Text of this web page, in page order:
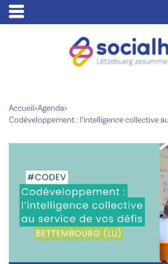
Accueil>Agenda>
Codéveloppement : l’intelligence collective